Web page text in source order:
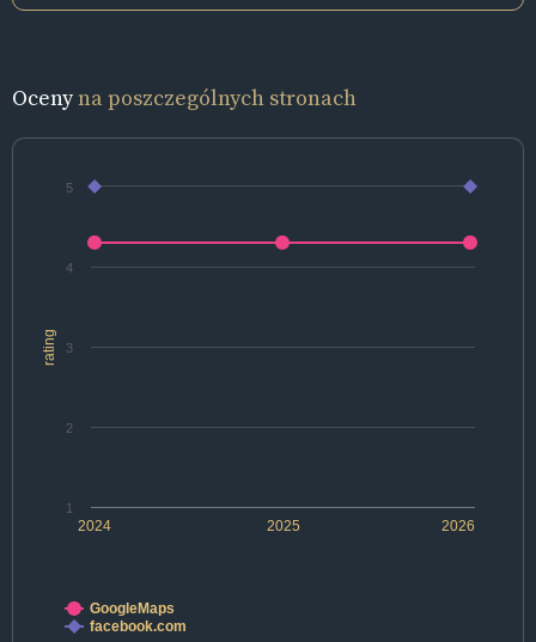
Ocenyna poszczególnych stronach
rating
2024 2025 2026
1
2
3
4
5
GoogleMaps
facebook.com